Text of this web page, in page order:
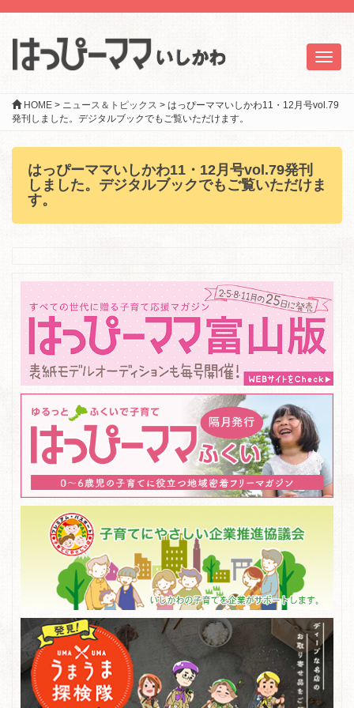
HOME > ニュース＆トピックス > はっぴーママいしかわ11・12月号vol.79
発刊しました。デジタルブックでもご覧いただけます。
はっぴーママいしかわ11・12月号vol.79発刊
しました。デジタルブックでもご覧いただけま
す。